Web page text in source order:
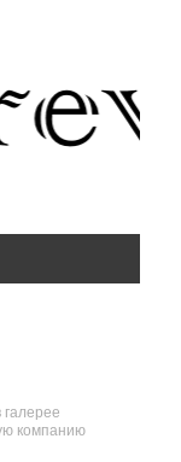
галерее
компанию